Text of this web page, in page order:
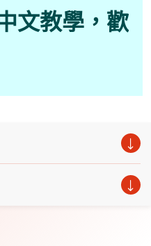
文教學，歡